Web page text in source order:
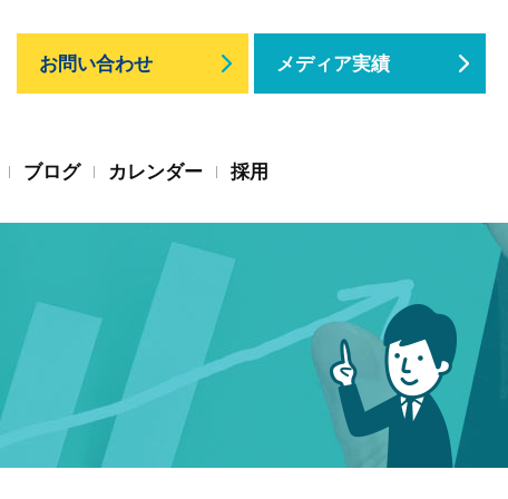
ブログ カレンダー 採用
お問い合わせ メディア実績